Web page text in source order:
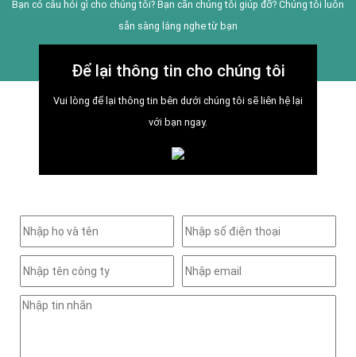
Bạn có câu hỏi gì cho chúng tôi? Bạn cần chúng tôi giúp đỡ? Chúng tôi luôn
sẵn sàng lắng nghe từ bạn
Để lại thông tin cho chúng tôi
Vui lòng để lại thông tin bên dưới chúng tôi sẽ liên hệ lại
với bạn ngay.